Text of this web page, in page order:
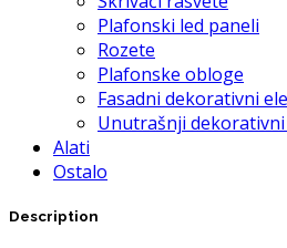
Plafonski led paneli
Rozete
Plafonske obloge
Fasadni dekorativni
Unutrašnji
Alati
Ostalo
Description